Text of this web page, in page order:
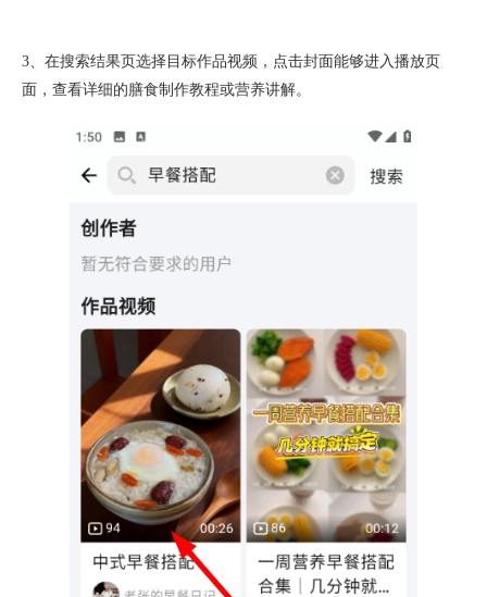
3、在搜索结果页选择目标作品视频，点击封面能够进入播放页
面，查看详细的膳食制作教程或营养讲解。